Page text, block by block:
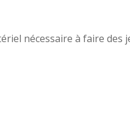
nécessaire à faire des